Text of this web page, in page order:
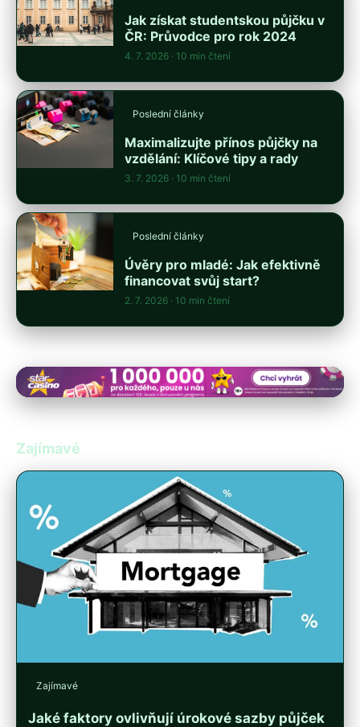
Jak získat studentskou půjčku v
ČR: Průvodce pro rok 2024
4. 7. 2026 · 10 min čtení
Poslední články
Maximalizujte přínos půjčky na
vzdělání: Klíčové tipy a rady
3. 7. 2026 · 10 min čtení
Poslední články
Úvěry pro mladé: Jak efektivně
financovat svůj start?
2. 7. 2026 · 10 min čtení
Zajímavé
Zajímavé
Jaké faktory ovlivňují úrokové sazby půjček